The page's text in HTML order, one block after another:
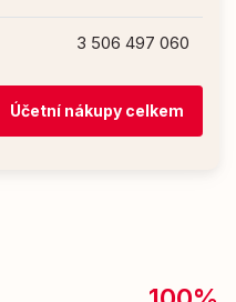
3 506 497 060
Účetní nákupy celkem